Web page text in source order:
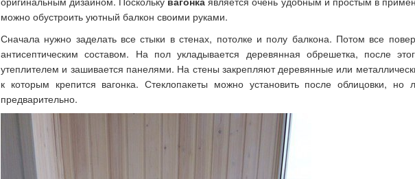
можно обустроить уютный балкон своими руками.
Сначала нужно заделать все стыки в стенах, потолке и полу балкона. Потом все
антисептическим составом. На пол укладывается деревянная обрешетка, после
утеплителем и зашивается панелями. На стены закрепляют деревянные или
к которым крепится вагонка. Стеклопакеты можно установить после облицовки, но
предварительно.